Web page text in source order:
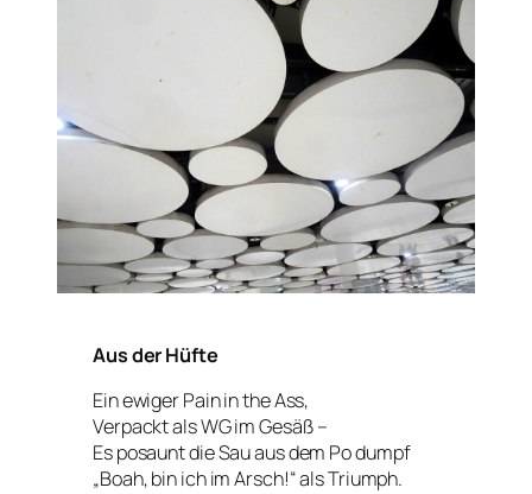
Aus der Hüfte
Ein ewiger Pain in the Ass,
Verpackt als WG im Gesäß –
Es posaunt die Sau aus dem Po dumpf
„Boah, bin ich im Arsch!“ als Triumph.